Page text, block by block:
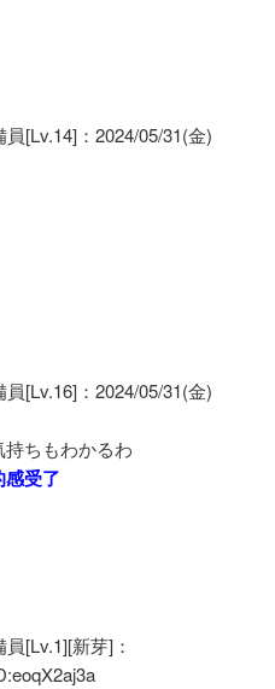
[Lv.14]：2024/05/31(金)
[Lv.16]：2024/05/31(金)
ちもわかるわ
受了
[Lv.1][新芽]：